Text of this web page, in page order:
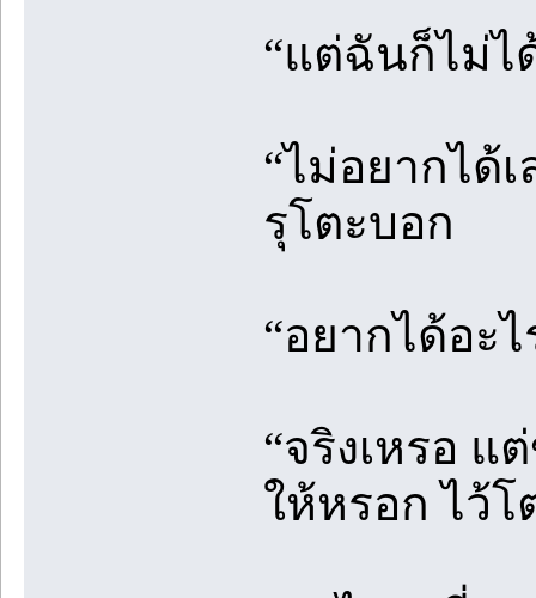
“แต่ฉันก็ไม่ไ
“ไม่อยากได้
รุโตะบอก
“อยากได้อะ
“จริงเหรอ
ให้หรอก ไว้โ